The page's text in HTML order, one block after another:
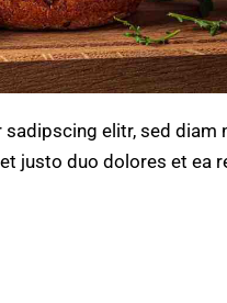
elitr, sed
justo duo dolores et